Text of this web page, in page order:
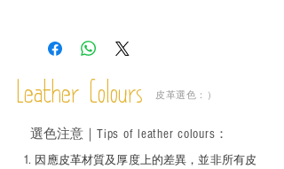
－ 植鞣皮革容易受環境、使用程度等產生
成後定期在皮面塗上皮革專用清潔劑及貂
鼠油等；
適合六歲以下兒童使用；六至十二歲兒童
必須由成年人陪同下使用並應小心處理。
Leather Colours 皮革選色：）
1. ​ 因應皮革材質及厚度上的差異，並非所有皮
選色注意｜ Tips of leather colours ：